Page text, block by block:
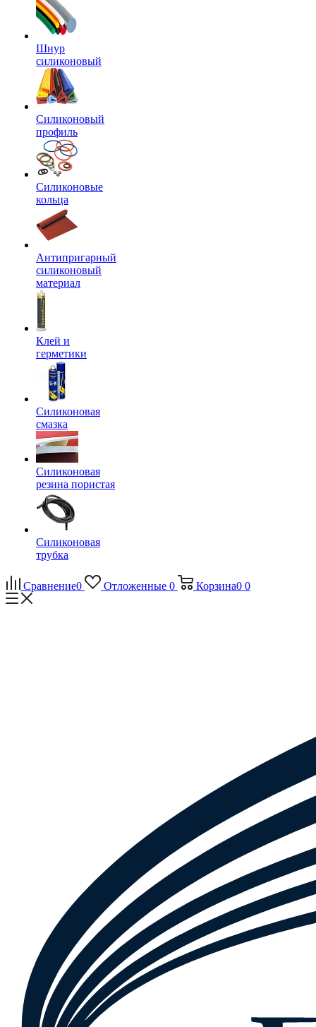
Шнур
силиконовый
Силиконовый
профиль
Силиконовые
кольца
Антипригарный
силиконовый
материал
Клей и
герметики
Силиконовая
смазка
Силиконовая
резина пористая
Силиконовая
трубка
Сравнение0 Отложенные 0 Корзина0 0